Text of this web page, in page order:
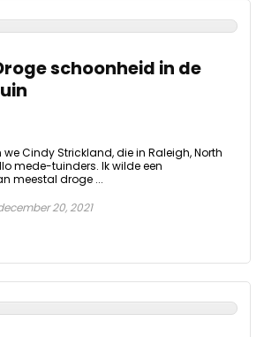
schoonheid in de
Cindy Strickland, die in Raleigh, North
mede-tuinders. Ik wilde een
meestal droge ...
20, 2021